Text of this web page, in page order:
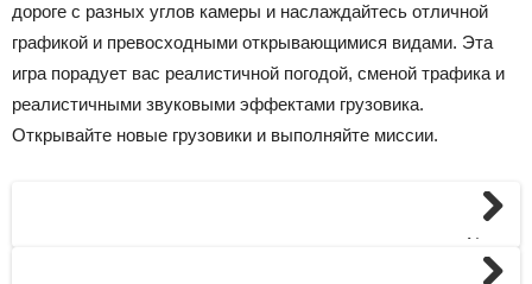
дороге с разных углов камеры и наслаждайтесь отличной
графикой и превосходными открывающимися видами. Эта
игра порадует вас реалистичной погодой, сменой трафика и
реалистичными звуковыми эффектами грузовика.
Открывайте новые грузовики и выполняйте миссии.
Next